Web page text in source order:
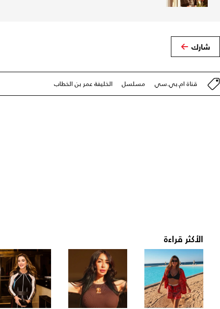
شارك
قناة ام.بي.سي مسلسل الخليفة عمر بن الخطاب
الأكثر قراءة